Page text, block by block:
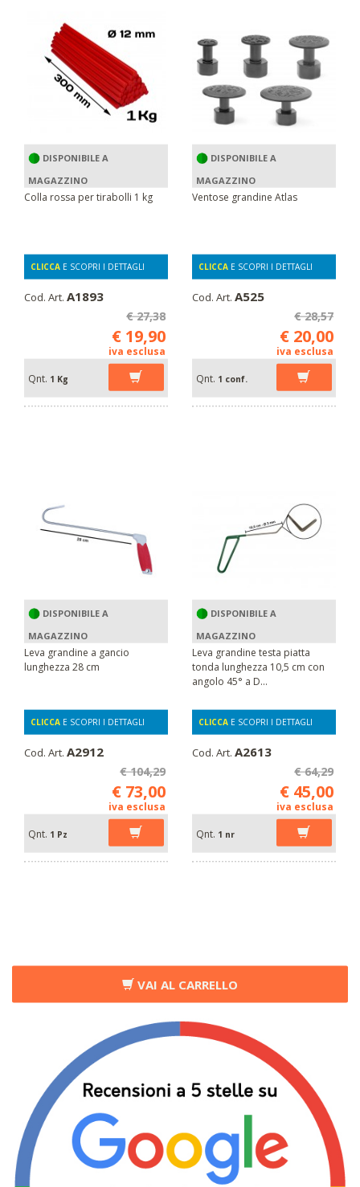
VAI AL CARRELLO
DISPONIBILE A
MAGAZZINO
Colla rossa per tirabolli 1 kg
CLICCA E SCOPRI I DETTAGLI
Cod. Art. A1893
€ 27,38
€ 19,90
iva esclusa
Qnt. 1 Kg
DISPONIBILE A
MAGAZZINO
Ventose grandine Atlas
CLICCA E SCOPRI I DETTAGLI
Cod. Art. A525
€ 28,57
€ 20,00
iva esclusa
Qnt. 1 conf.
DISPONIBILE A
MAGAZZINO
Leva grandine a gancio
lunghezza 28 cm
CLICCA E SCOPRI I DETTAGLI
Cod. Art. A2912
€ 104,29
€ 73,00
iva esclusa
Qnt. 1 Pz
DISPONIBILE A
MAGAZZINO
Leva grandine testa piatta
tonda lunghezza 10,5 cm con
angolo 45° a D...
CLICCA E SCOPRI I DETTAGLI
Cod. Art. A2613
€ 64,29
€ 45,00
iva esclusa
Qnt. 1 nr